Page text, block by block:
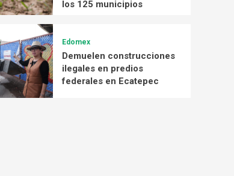
los 125 municipios
Edomex
Demuelen construcciones
ilegales en predios
federales en Ecatepec